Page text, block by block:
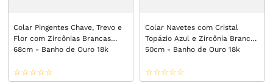
Colar Pingentes Chave, Trevo e
Flor com Zircônias Brancas
68cm - Banho de Ouro 18k
☆☆☆☆☆
Colar Navetes com Cristal
Topázio Azul e Zircônia Branca
50cm - Banho de Ouro 18k
☆☆☆☆☆